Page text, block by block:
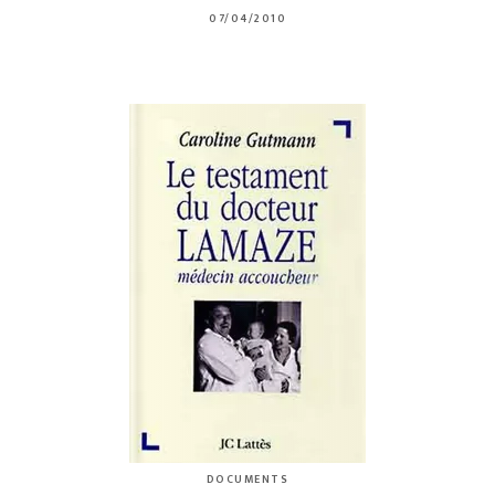
07/04/2010
DOCUMENTS